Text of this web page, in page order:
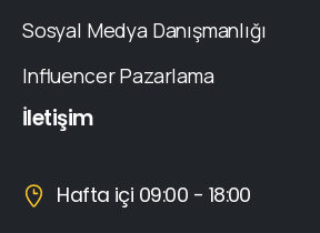
Sosyal Medya Danışmanlığı
Influencer Pazarlama
İletişim
Hafta içi 09:00 - 18:00